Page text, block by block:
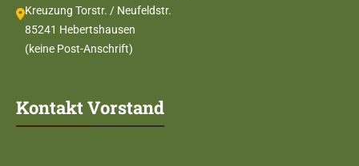
Kreuzung Torstr. / Neufeldstr.
85241 Hebertshausen
(keine Post-Anschrift)
Kontakt Vorstand